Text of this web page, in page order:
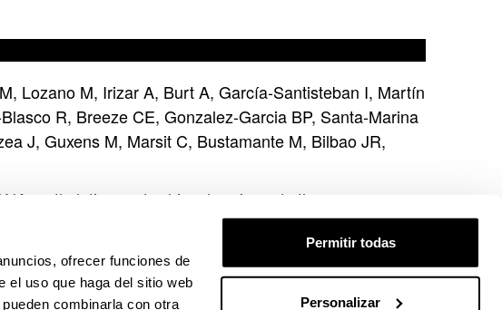
ofrecer funciones de
el uso que haga del sitio web
combinarla con otra
Permitir todas
Personalizar
Lozano M, Irizar A, Burt A, García-Santisteban I, Martín
R, Breeze CE, Gonzalez-Garcia BP, Santa-Marina
J, Guxens M, Marsit C, Bustamante M, Bilbao JR,
methylation and schizophrenia and other